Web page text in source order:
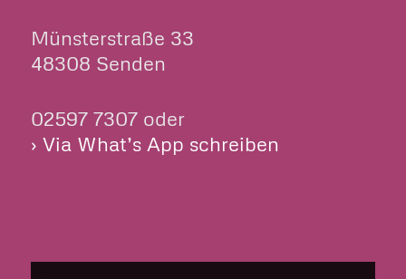
Münsterstraße 33
48308 Senden
02597 7307 oder
› Via What’s App schreiben